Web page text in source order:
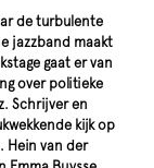
de turbulente
jazzband maakt
gaat er van
over politieke
Schrijver en
kijk op
Hein van der